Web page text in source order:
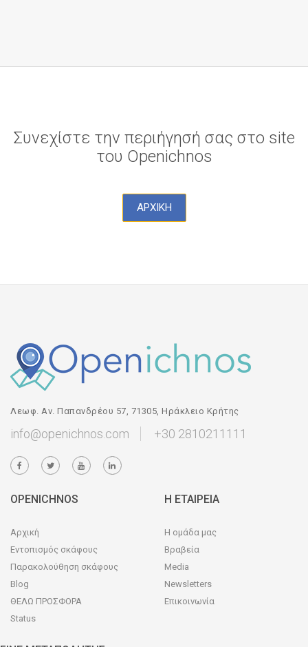
Συνεχίστε την περιήγησή σας στο site
του Openichnos
ΑΡΧΙΚΗ
Λεωφ. Αν. Παπανδρέου 57, 71305, Ηράκλειο Κρήτης
info@openichnos.com +30 2810211111
OPENICHNOS
Αρχική
Εντοπισμός σκάφους
Παρακολούθηση σκάφους
Blog
ΘΕΛΩ ΠΡΟΣΦΟΡΑ
Status
Η ΕΤΑΙΡΕΙΑ
Η ομάδα μας
Βραβεία
Media
Newsletters
Επικοινωνία